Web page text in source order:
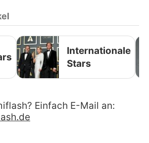
Internationale
Stars
Einfach E-Mail an: